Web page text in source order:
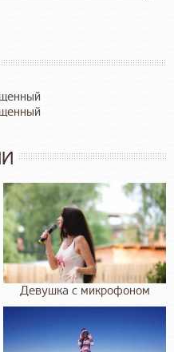
Девушка с микрофоном